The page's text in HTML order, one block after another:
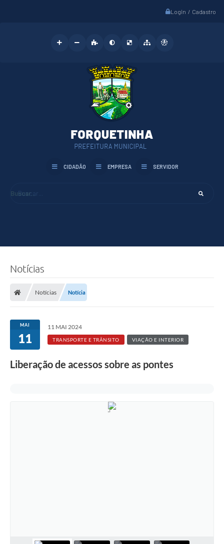
Login / Cadastro
Buscar...
CIDADÃO EMPRESA SERVIDOR
Notícias
Notícias Notícia
MAI
11
11 MAI 2024
TRANSPORTE E TRÂNSITO VIAÇÃO E INTERIOR
Liberação de acessos sobre as pontes